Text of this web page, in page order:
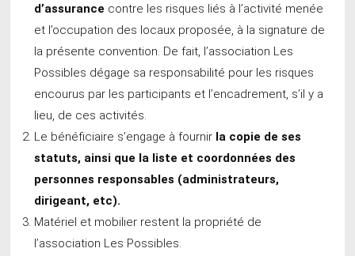
d’assurance contre les risques liés à l’activité menée
et l’occupation des locaux proposée, à la signature de
la présente convention. De fait, l’association Les
Possibles dégage sa responsabilité pour les risques
encourus par les participants et l’encadrement, s’il y a
lieu, de ces activités.
Le bénéficiaire s’engage à fournir la copie de ses
statuts, ainsi que la liste et coordonnées des
personnes responsables (administrateurs,
dirigeant, etc).
Matériel et mobilier restent la propriété de
l’association Les Possibles.